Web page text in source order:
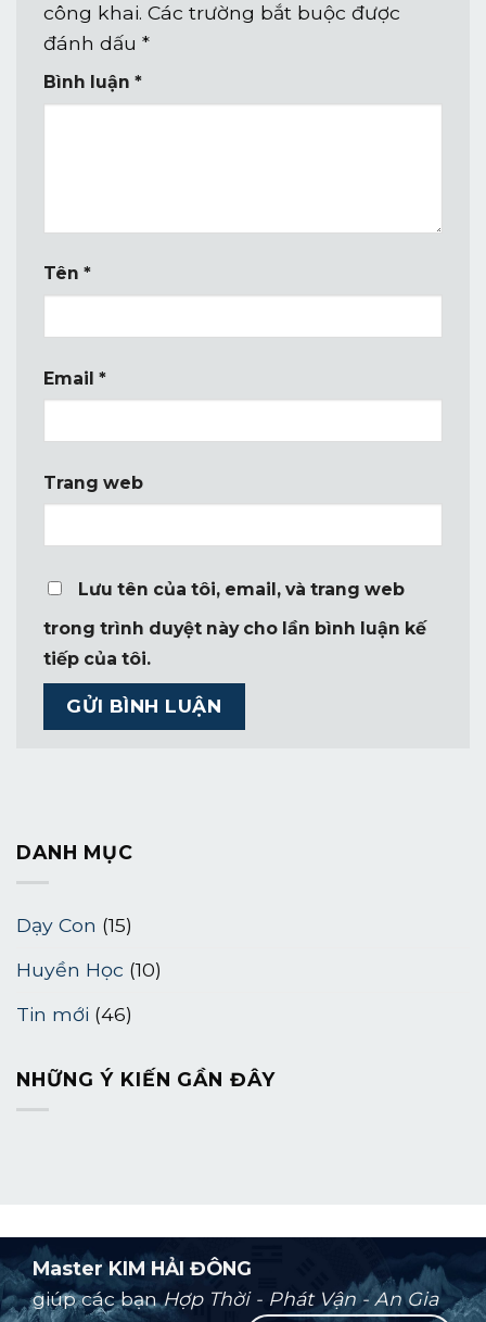
công khai. Các trường bắt buộc được
đánh dấu *
Bình luận *
Tên *
Email *
Trang web
Lưu tên của tôi, email, và trang web
trong trình duyệt này cho lần bình luận kế
tiếp của tôi.
DANH MỤC
Dạy Con (15)
Huyền Học (10)
Tin mới (46)
NHỮNG Ý KIẾN ​​GẦN ĐÂY
Master KIM HẢI ĐÔNG
giúp các bạnHợp Thời - Phát Vận - An Gia